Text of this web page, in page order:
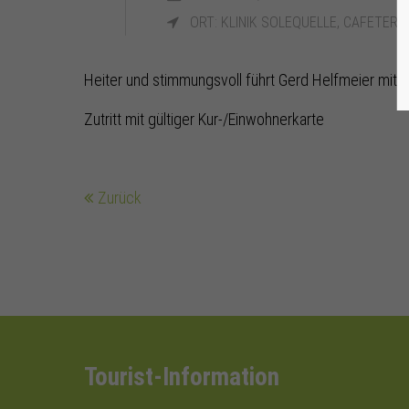
ORT: KLINIK SOLEQUELLE, CAFETERIA
Heiter und stimmungsvoll führt Gerd Helfmeier mit
Zutritt mit gültiger Kur-/Einwohnerkarte
Zurück
Tourist-Information